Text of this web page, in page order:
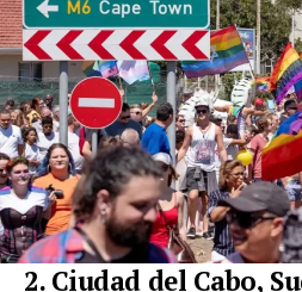
2. Ciudad del Cabo,